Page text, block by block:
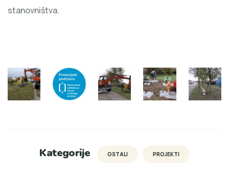
stanovništva.
Kategorije OSTALI PROJEKTI